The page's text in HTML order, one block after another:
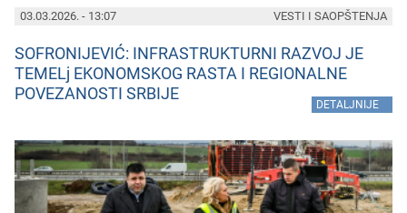
03.03.2026. - 13:07
SOFRONIJEVIĆ: INFRASTRUKTURNI RAZVOJ JE
TEMELj EKONOMSKOG RASTA I REGIONALNE
POVEZANOSTI SRBIJE
DETALJNIJE
VESTI I SAOPŠTENJA